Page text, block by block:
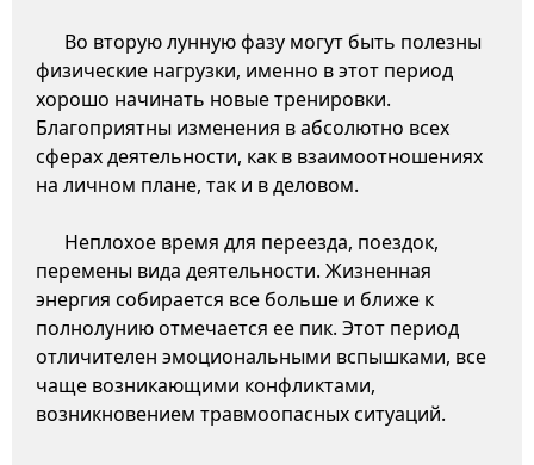
Во вторую лунную фазу могут быть полезны
физические нагрузки, именно в этот период
хорошо начинать новые тренировки.
Благоприятны изменения в абсолютно всех
сферах деятельности, как в взаимоотношениях
на личном плане, так и в деловом.
Неплохое время для переезда, поездок,
перемены вида деятельности. Жизненная
энергия собирается все больше и ближе к
полнолунию отмечается ее пик. Этот период
отличителен эмоциональными вспышками, все
чаще возникающими конфликтами,
возникновением травмоопасных ситуаций.